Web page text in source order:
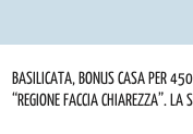
Basilicata, Bonus casa per
“Regione faccia chiarezza”. La